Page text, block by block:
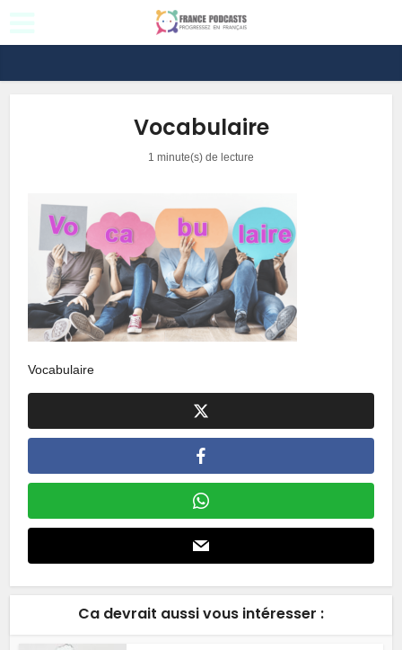
Vocabulaire
1 minute(s) de lecture
Vocabulaire
Ca devrait aussi vous intéresser :